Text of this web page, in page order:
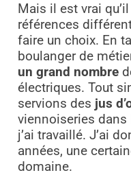
Mais il est vrai
références
faire un choix. En
boulanger de
un grand nombre
électriques. Tout
servions des jus
viennoiseries
j’ai travaillé. J’ai
années, une
domaine.